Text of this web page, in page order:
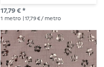
acabamento felpudo
17,79 € *
1 metro | 17,79 € / metro